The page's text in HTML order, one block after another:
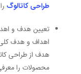
طراحی کاتالوگ
تعیین هدف و
اهداف و هدف
هدف از طراحی
محصولات را